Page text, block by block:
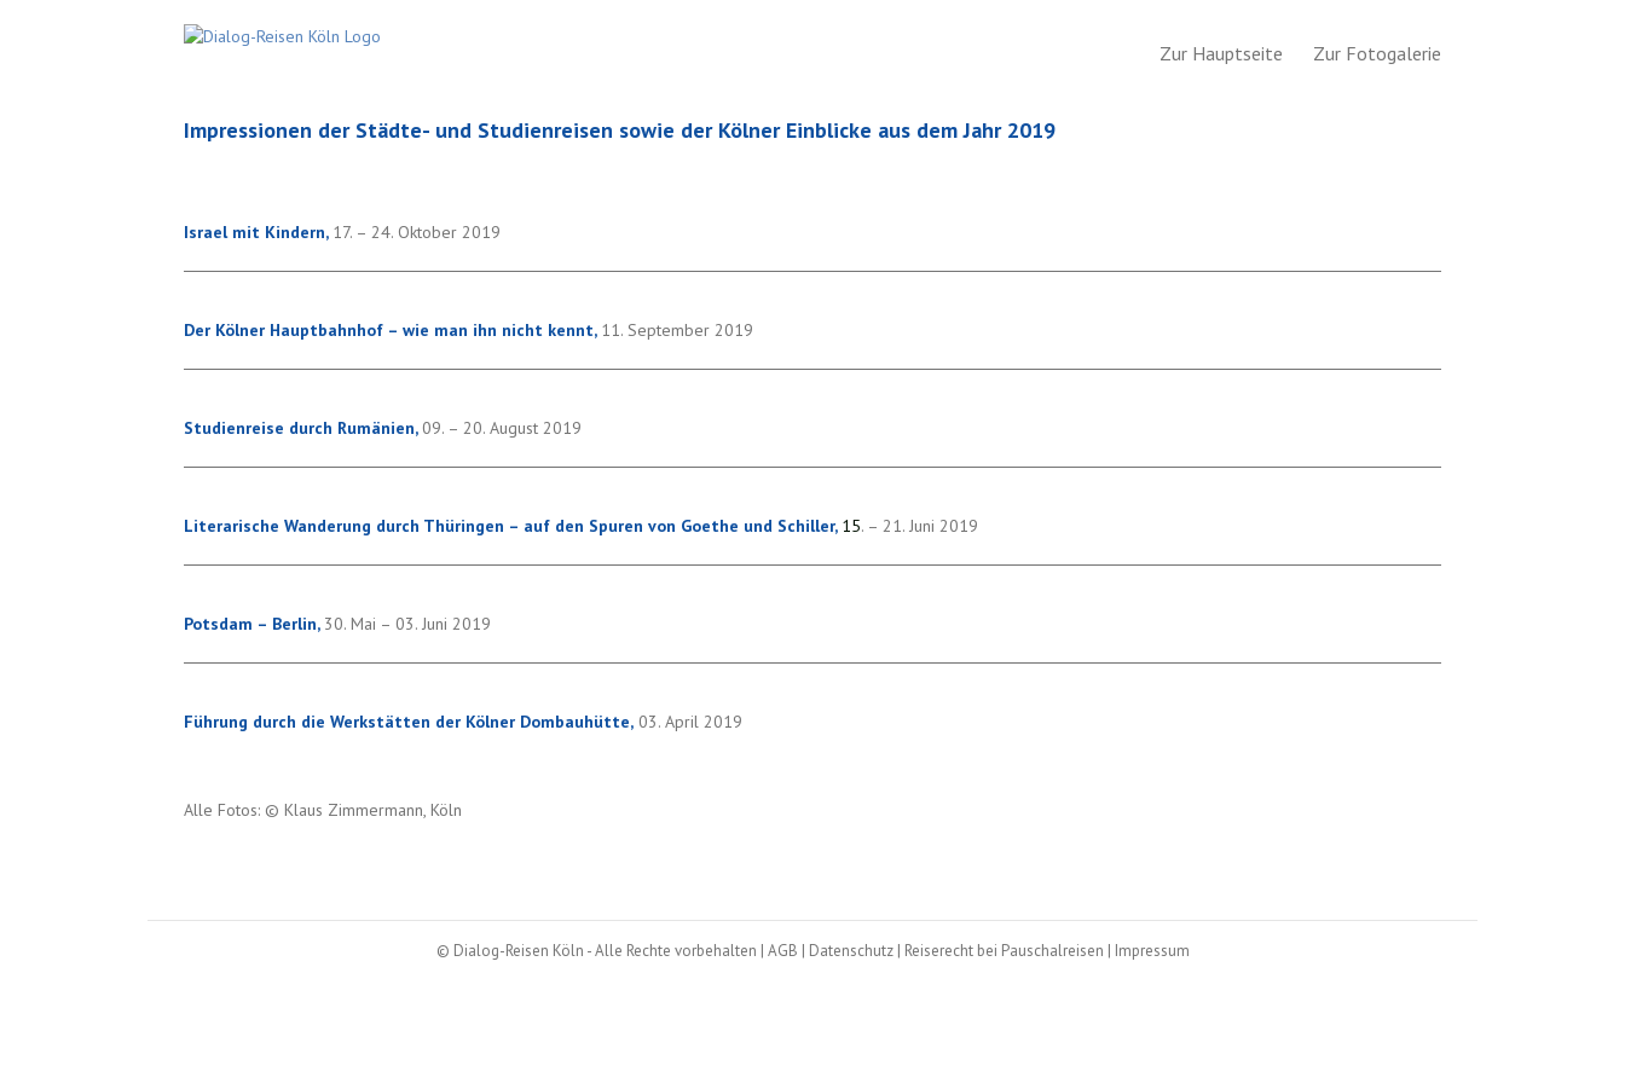
Zur Hauptseite Zur Fotogalerie
Impressionen der Städte- und Studienreisen sowie der Kölner Einblicke aus dem Jahr 2019
Israel mit Kindern, 17. – 24. Oktober 2019
Der Kölner Hauptbahnhof – wie man ihn nicht kennt, 11. September 2019
Studienreise durch Rumänien, 09. – 20. August 2019
Literarische Wanderung durch Thüringen – auf den Spuren von Goethe und Schiller, 15. – 21. Juni 2019
Potsdam – Berlin, 30. Mai – 03. Juni 2019
Führung durch die Werkstätten der Kölner Dombauhütte, 03. April 2019
Alle Fotos: © Klaus Zimmermann, Köln
© Dialog-Reisen Köln - Alle Rechte vorbehalten | AGB | Datenschutz| Reiserecht bei Pauschalreisen | Impressum